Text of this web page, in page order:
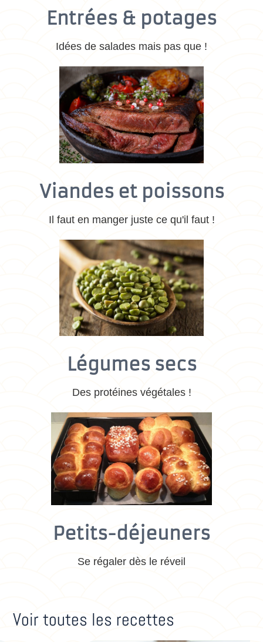
Entrées & potages
Idées de salades mais pas que !
Viandes et poissons
Il faut en manger juste ce qu'il faut !
Légumes secs
Des protéines végétales !
Petits-déjeuners
Se régaler dès le réveil
Voir toutes les recettes